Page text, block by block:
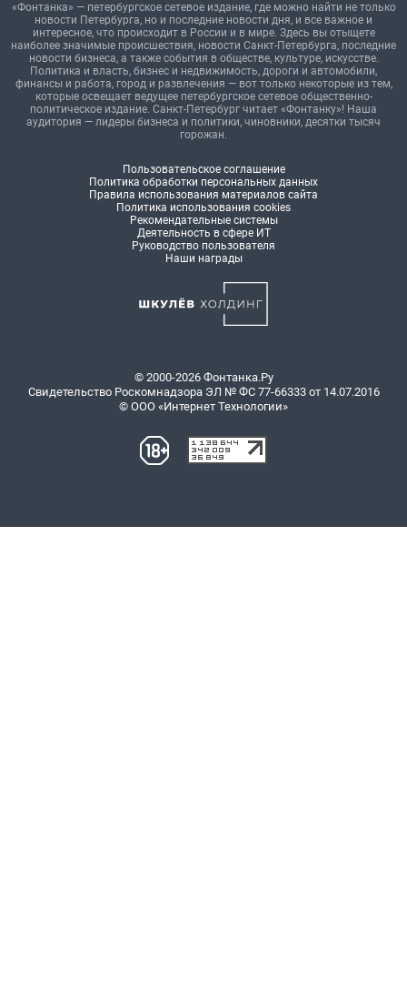
«Фонтанка» — петербургское сетевое издание, где можно найти не только
новости Петербурга, но и последние новости дня, и все важное и
интересное, что происходит в России и в мире. Здесь вы отыщете
наиболее значимые происшествия, новости Санкт-Петербурга, последние
новости бизнеса, а также события в обществе, культуре, искусстве.
Политика и власть, бизнес и недвижимость, дороги и автомобили,
финансы и работа, город и развлечения — вот только некоторые из тем,
которые освещает ведущее петербургское сетевое общественно-
политическое издание. Санкт-Петербург читает «Фонтанку»! Наша
аудитория — лидеры бизнеса и политики, чиновники, десятки тысяч
горожан.
Пользовательское соглашение
Политика обработки персональных данных
Правила использования материалов сайта
Политика использования cookies
Рекомендательные системы
Деятельность в сфере ИТ
Руководство пользователя
Наши награды
© 2000-2026 Фонтанка.Ру
Свидетельство Роскомнадзора ЭЛ № ФС 77-66333 от 14.07.2016
© ООО «Интернет Технологии»